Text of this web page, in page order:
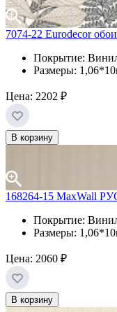
7074-22 Eurodecor
Покрытие:
Размеры:
Цена: 2202 ₽
В корзину
168264-15 MaxWall
Покрытие:
Размеры:
Цена: 2060 ₽
В корзину